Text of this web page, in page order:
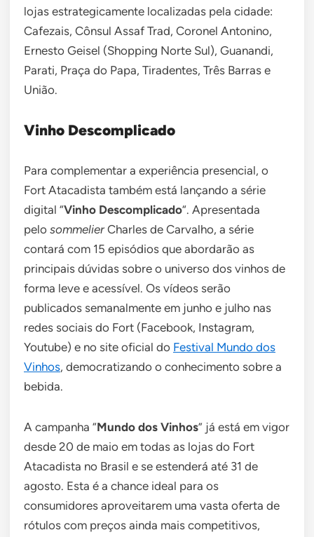
lojas estrategicamente localizadas pela cidade:
Cafezais, Cônsul Assaf Trad, Coronel Antonino,
Ernesto Geisel (Shopping Norte Sul), Guanandi,
Parati, Praça do Papa, Tiradentes, Três Barras e
União.
Vinho Descomplicado
Para complementar a experiência presencial, o
Fort Atacadista também está lançando a série
digital “Vinho Descomplicado“. Apresentada
pelo sommelier Charles de Carvalho, a série
contará com 15 episódios que abordarão as
principais dúvidas sobre o universo dos vinhos de
forma leve e acessível. Os vídeos serão
publicados semanalmente em junho e julho nas
redes sociais do Fort (Facebook, Instagram,
Youtube) e no site oficial do Festival Mundo dos
Vinhos, democratizando o conhecimento sobre a
bebida.
A campanha “Mundo dos Vinhos” já está em vigor
desde 20 de maio em todas as lojas do Fort
Atacadista no Brasil e se estenderá até 31 de
agosto. Esta é a chance ideal para os
consumidores aproveitarem uma vasta oferta de
rótulos com preços ainda mais competitivos,